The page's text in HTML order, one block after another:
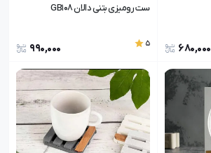
680,000
ست رومیزی بتنی دالان GB108
5
990,000